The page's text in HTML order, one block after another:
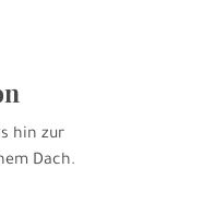
hin zur
Dach.